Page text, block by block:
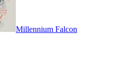
Millennium Falcon